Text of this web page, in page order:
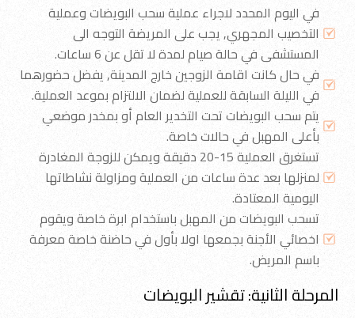
في اليوم المحدد لاجراء عملية سحب البويضات وعملية
التخصيب المجهري, يجب على المريضة التوجه الى
المستشفى في حالة صيام لمدة لا تقل عن 6 ساعات.
في حال كانت اقامة الزوجين خارج المدينة, يفضل حضورهما
في الليلة السابقة للعملية لضمان الالتزام بموعد العملية.
يتم سحب البويضات تحت التخدير العام أو بمخدر موضعي
بأعلى المهبل في حالات خاصة.
تستغرق العملية 15-20 دقيقة ويمكن للزوجة المغادرة
لمنزلها بعد عدة ساعات من العملية ومزاولة نشاطاتها
اليومية المعتادة.
تسحب البويضات من المهبل باستخدام ابرة خاصة ويقوم
اخصائي الأجنة بجمعها اولا بأول في حاضنة خاصة معرفة
باسم المريض.
المرحلة الثانية: تقشير البويضات